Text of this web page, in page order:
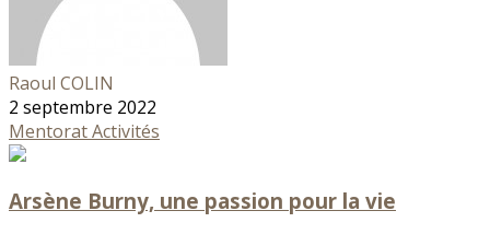
Raoul COLIN
2 septembre 2022
MentoratActivités
Arsène Burny, une passion pour la vie